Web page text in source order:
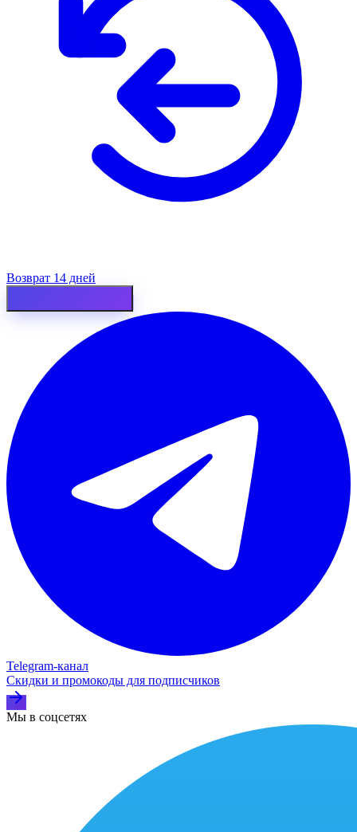
Возврат 14 дней
Telegram‑канал
Скидки и промокоды для подписчиков
Мы в соцсетях